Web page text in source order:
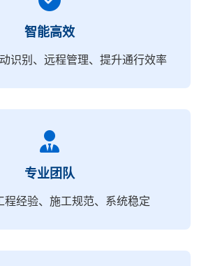
智能高效
识别、远程管理、提升通行效率
专业团队
程经验、施工规范、系统稳定